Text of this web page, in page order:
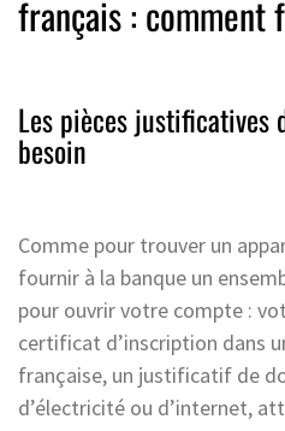
français : comment
Les pièces justificatives
besoin
Comme pour trouver un
fournir à la banque un
pour ouvrir votre compte :
certificat d’inscription dans
française, un justificatif de
d’électricité ou d’internet,